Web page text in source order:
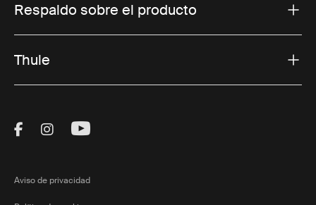
Respaldo sobre el producto
Thule
Visit Thule on Facebook (external link)
Visit Thule on Instagram (external link)
Visit Thule on Youtube (external
Aviso de privacidad